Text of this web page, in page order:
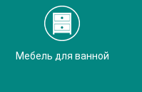
Мебель для ванной